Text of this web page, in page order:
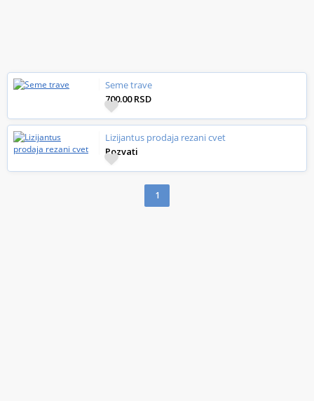
Seme trave
700.00 RSD
Lizijantus prodaja rezani cvet
Pozvati
1